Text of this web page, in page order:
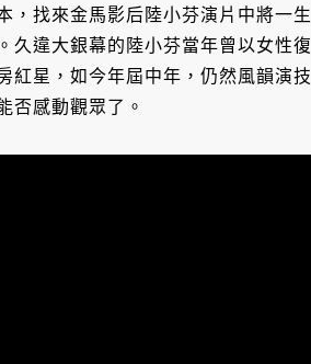
，找來金馬影后陸小芬演片中將一生
久違大銀幕的陸小芬當年曾以女性復
紅星，如今年屆中年，仍然風韻演技
否感動觀眾了。